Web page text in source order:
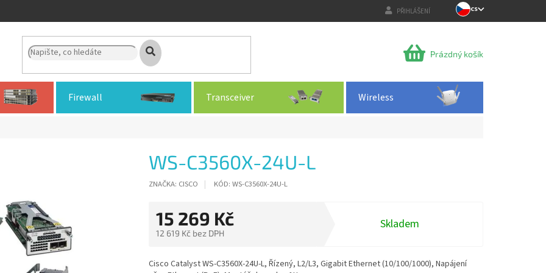
PŘIHLÁŠENÍ CS
NÁKUPNÍ
Prázdný košík
Firewall Transceiver Wireless
WS-C3560X-24U-L
ZNAČKA: CISCO KÓD: WS-C3560X-24U-L
15 269 Kč
12 619 Kč bez DPH
cena:
Skladem
Cisco Catalyst WS-C3560X-24U-L, Řízený, L2/L3, Gigabit Ethernet (10/100/1000), Napájení